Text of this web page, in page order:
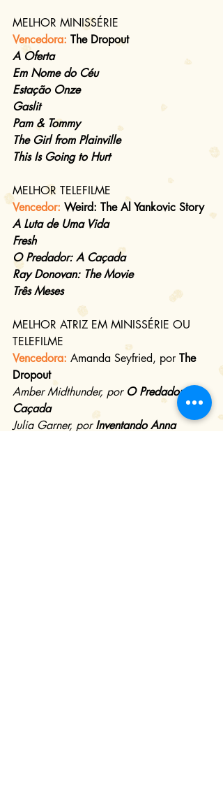
MELHOR MINISSÉRIE
Vencedora: The Dropout
A Oferta
Em Nome do Céu
Estação Onze
Gaslit
Pam & Tommy
The Girl from Plainville
This Is Going to Hurt
MELHOR TELEFILME
Vencedor: Weird: The Al Yankovic Story
A Luta de Uma Vida
Fresh
O Predador: A Caçada
Ray Donovan: The Movie
Três Meses
MELHOR ATRIZ EM MINISSÉRIE OU
TELEFILME
Vencedora: Amanda Seyfried, por The
Dropout
Amber Midthunder, por O Predador: A
Caçada
Julia Garner, por Inventando Anna